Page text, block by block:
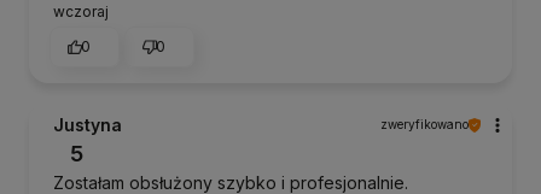
wczoraj
0
0
Justyna zweryfikowano
5
Zostałam obsłużony szybko i profesjonalnie.